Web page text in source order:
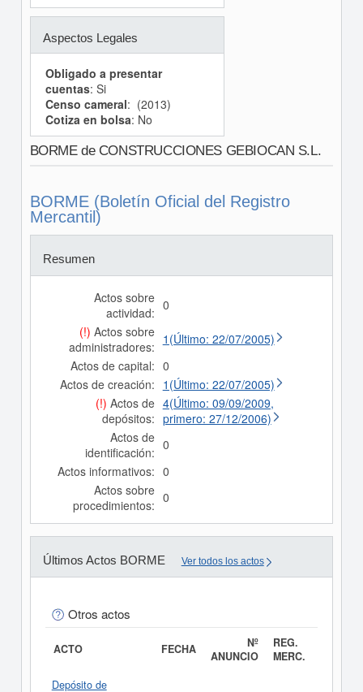
Aspectos Legales
Obligado a presentar
cuentas: Si
Censo cameral: (2013)
Cotiza en bolsa: No
BORME de CONSTRUCCIONES GEBIOCAN S.L.
BORME (Boletín Oficial del Registro
Mercantil)
Resumen
Actos sobre
actividad: 0
(!) Actos sobre
administradores: 1(Último: 22/07/2005)
Actos de capital: 0
Actos de creación: 1(Último: 22/07/2005)
(!) Actos de
depósitos:
4(Último: 09/09/2009,
primero: 27/12/2006)
Actos de
identificación: 0
Actos informativos: 0
Actos sobre
procedimientos: 0
Últimos Actos BORME Ver todos los actos
Otros actos
ACTO FECHA
Nº
ANUNCIO
REG.
MERC.
Depósito de